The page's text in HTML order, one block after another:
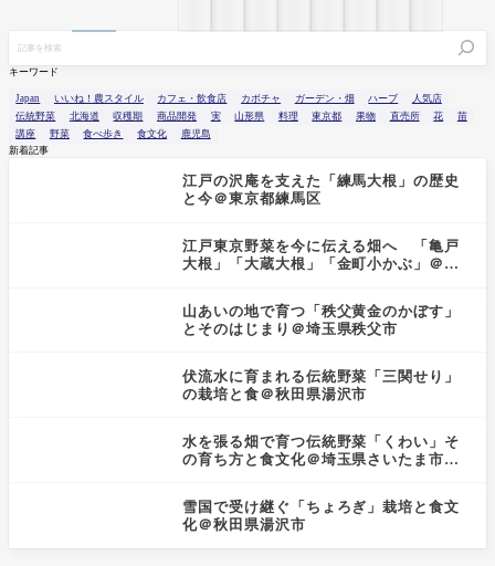
キーワード
Japan いいね！農スタイル カフェ・飲食店 カボチャ ガーデン・畑 ハーブ
人気店
伝統野菜
北海道 収穫期 商品開発 実 山形県 料理 東京都 果物 直売所 花
苗
講座
野菜 食べ歩き 食文化
鹿児島
新着記事
江戸の沢庵を支えた「練馬大根」の歴史
と今＠東京都練馬区
江戸東京野菜を今に伝える畑へ 「亀戸
大根」「大蔵大根」「金町小かぶ」＠東
山あいの地で育つ「秩父黄金のかぼす」
とそのはじまり＠埼玉県秩父市
伏流水に育まれる伝統野菜「三関せり」
の栽培と食＠秋田県湯沢市
水を張る畑で育つ伝統野菜「くわい」そ
の育ち方と食文化＠埼玉県さいたま市見
雪国で受け継ぐ「ちょろぎ」栽培と食文
化＠秋田県湯沢市